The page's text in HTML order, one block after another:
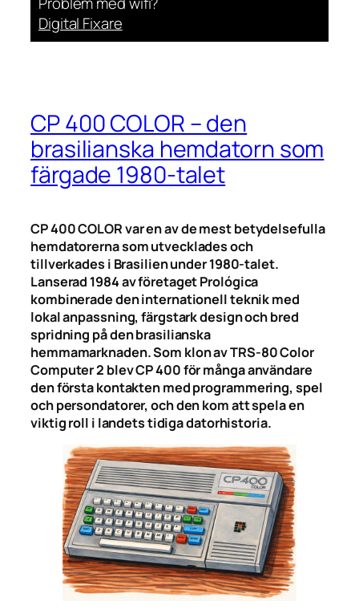
Digital Fixare
CP 400 COLOR – den
brasilianska hemdatorn som
färgade 1980-talet
CP 400 COLOR var en av de mest betydelsefulla
hemdatorerna som utvecklades och
tillverkades i Brasilien under 1980-talet.
Lanserad 1984 av företaget Prológica
kombinerade den internationell teknik med
lokal anpassning, färgstark design och bred
spridning på den brasilianska
hemmamarknaden. Som klon av TRS-80 Color
Computer 2 blev CP 400 för många användare
den första kontakten med programmering, spel
och persondatorer, och den kom att spela en
viktig roll i landets tidiga datorhistoria.